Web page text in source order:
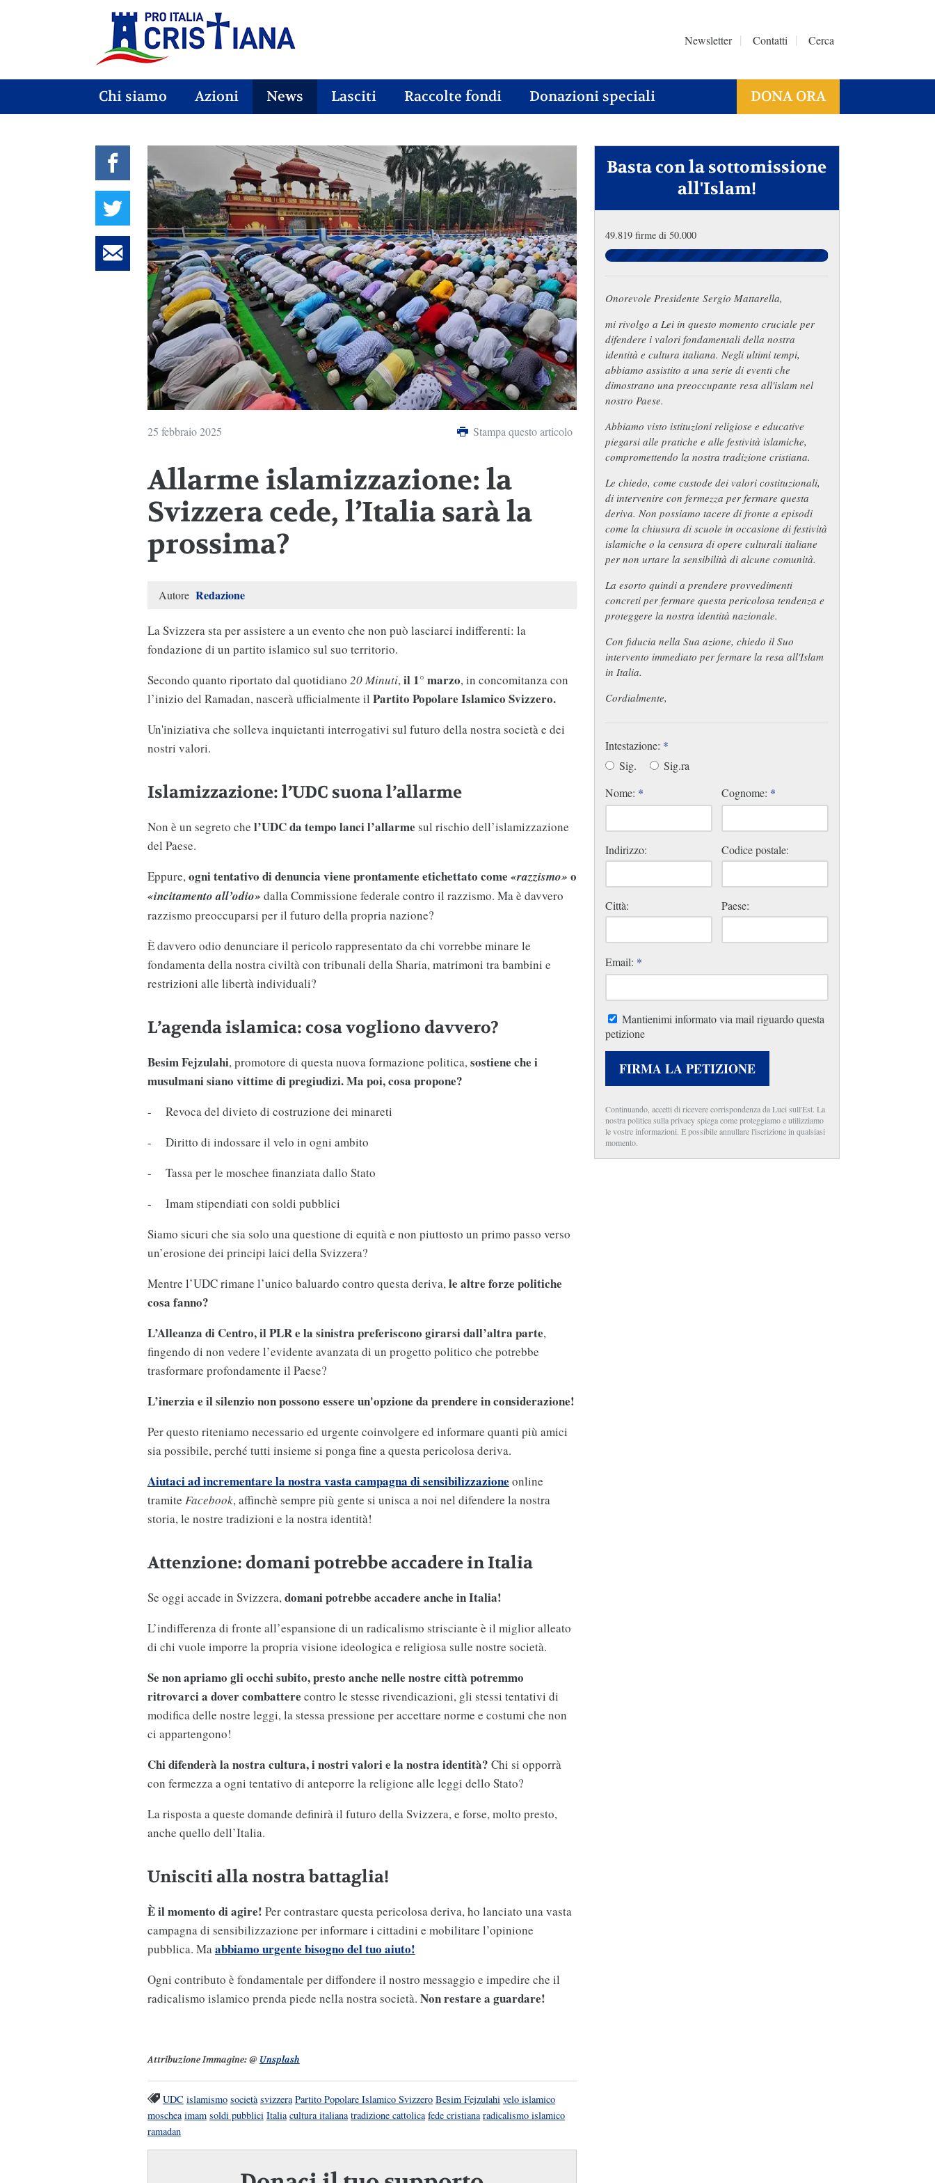
Newsletter Contatti Cerca
Chi siamo Azioni News Lasciti Raccolte fondi Donazioni speciali DONA ORA
25 febbraio 2025 Stampa questo articolo
Allarme islamizzazione: la
Svizzera cede, l’Italia sarà la
prossima?
Autore Redazione
La Svizzera sta per assistere a un evento che non può lasciarci indifferenti: la
fondazione di un partito islamico sul suo territorio.
Secondo quanto riportato dal quotidiano 20 Minuti,il 1° marzo, in concomitanza con
l’inizio del Ramadan, nascerà ufficialmente il Partito Popolare Islamico Svizzero.
Un'iniziativa che solleva inquietanti interrogativi sul futuro della nostra società e dei
nostri valori.
Islamizzazione: l’UDC suona l’allarme
Non è un segreto che l’UDC da tempo lanci l’allarme sul rischio dell’islamizzazione
del Paese.
Eppure,ogni tentativo di denuncia viene prontamente etichettato come «razzismo» o
«incitamento all’odio» dalla Commissione federale contro il razzismo. Ma è davvero
razzismo preoccuparsi per il futuro della propria nazione?
È davvero odio denunciare il pericolo rappresentato da chi vorrebbe minare le
fondamenta della nostra civiltà con tribunali della Sharia, matrimoni tra bambini e
restrizioni alle libertà individuali?
L’agenda islamica: cosa vogliono davvero?
Besim Fejzulahi, promotore di questa nuova formazione politica,sostiene che i
musulmani siano vittime di pregiudizi. Ma poi, cosa propone?
- Revoca del divieto di costruzione dei minareti
- Diritto di indossare il velo in ogni ambito
- Tassa per le moschee finanziata dallo Stato
- Imam stipendiati con soldi pubblici
Siamo sicuri che sia solo una questione di equità e non piuttosto un primo passo verso
un’erosione dei principi laici della Svizzera?
Mentre l’UDC rimane l’unico baluardo contro questa deriva,le altre forze politiche
cosa fanno?
L’Alleanza di Centro, il PLR e la sinistra preferiscono girarsi dall’altra parte,
fingendo di non vedere l’evidente avanzata di un progetto politico che potrebbe
trasformare profondamente il Paese?
L’inerzia e il silenzio non possono essere un'opzione da prendere in considerazione!
Per questo riteniamo necessario ed urgente coinvolgere ed informare quanti più amici
sia possibile, perché tutti insieme si ponga fine a questa pericolosa deriva.
Aiutaci ad incrementare la nostra vasta campagna di sensibilizzazione online
tramite Facebook, affinchè sempre più gente si unisca a noi nel difendere la nostra
storia, le nostre tradizioni e la nostra identità!
Attenzione: domani potrebbe accadere in Italia
Se oggi accade in Svizzera,domani potrebbe accadere anche in Italia!
L’indifferenza di fronte all’espansione di un radicalismo strisciante è il miglior alleato
di chi vuole imporre la propria visione ideologica e religiosa sulle nostre società.
Se non apriamo gli occhi subito, presto anche nelle nostre città potremmo
ritrovarci a dover combattere contro le stesse rivendicazioni, gli stessi tentativi di
modifica delle nostre leggi, la stessa pressione per accettare norme e costumi che non
ci appartengono!
Chi difenderà la nostra cultura, i nostri valori e la nostra identità? Chi si opporrà
con fermezza a ogni tentativo di anteporre la religione alle leggi dello Stato?
La risposta a queste domande definirà il futuro della Svizzera, e forse, molto presto,
anche quello dell’Italia.
Unisciti alla nostra battaglia!
È il momento di agire! Per contrastare questa pericolosa deriva, ho lanciato una vasta
campagna di sensibilizzazione per informare i cittadini e mobilitare l’opinione
pubblica. Ma abbiamo urgente bisogno del tuo aiuto!
Ogni contributo è fondamentale per diffondere il nostro messaggio e impedire che il
radicalismo islamico prenda piede nella nostra società. Non restare a guardare!
Attribuzione Immagine:@ Unsplash
UDC islamismo società svizzera Partito Popolare Islamico Svizzero Besim Fejzulahi velo islamico
moschea imam soldi pubblici Italia cultura italiana tradizione cattolica fede cristiana radicalismo islamico
ramadan
Basta con la sottomissione
all'Islam!
49.819 firme di 50.000
Onorevole Presidente Sergio Mattarella,
mi rivolgo a Lei in questo momento cruciale per
difendere i valori fondamentali della nostra
identità e cultura italiana. Negli ultimi tempi,
abbiamo assistito a una serie di eventi che
dimostrano una preoccupante resa all'islam nel
nostro Paese.
Abbiamo visto istituzioni religiose e educative
piegarsi alle pratiche e alle festività islamiche,
compromettendo la nostra tradizione cristiana.
Le chiedo, come custode dei valori costituzionali,
di intervenire con fermezza per fermare questa
deriva. Non possiamo tacere di fronte a episodi
come la chiusura di scuole in occasione di festività
islamiche o la censura di opere culturali italiane
per non urtare la sensibilità di alcune comunità.
La esorto quindi a prendere provvedimenti
concreti per fermare questa pericolosa tendenza e
proteggere la nostra identità nazionale.
Con fiducia nella Sua azione, chiedo il Suo
intervento immediato per fermare la resa all'Islam
in Italia.
Cordialmente,
Intestazione: *
Sig.
Sig.ra
Nome: * Cognome: *
Indirizzo: Codice postale:
Città: Paese:
Email: *
Mantienimi informato via mail riguardo questa
petizione
FIRMA LA PETIZIONE
Continuando, accetti di ricevere corrispondenza da Luci sull'Est. La
nostra politica sulla privacy spiega come proteggiamo e utilizziamo
le vostre informazioni. È possibile annullare l'iscrizione in qualsiasi
momento.